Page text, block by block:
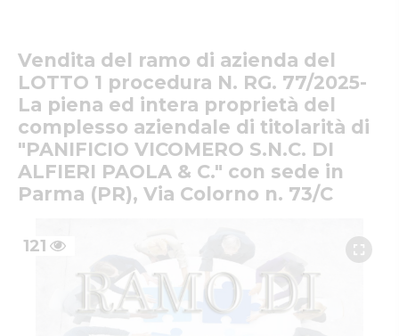
Vendita del ramo di azienda del
LOTTO 1 procedura N. RG. 77/2025-
La piena ed intera proprietà del
complesso aziendale di titolarità di
"PANIFICIO VICOMERO S.N.C. DI
ALFIERI PAOLA & C." con sede in
Parma (PR), Via Colorno n. 73/C
121